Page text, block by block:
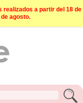
realizados a partir del 18 de
agosto.